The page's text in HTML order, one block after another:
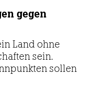
gegen
Land ohne
sein.
sollen